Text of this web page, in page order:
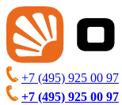
+7 (495) 925 00 97
+7 (495) 925 00 97